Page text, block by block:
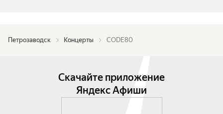
Петрозаводск Концерты CODE80
Скачайте приложение
Яндекс Афиши